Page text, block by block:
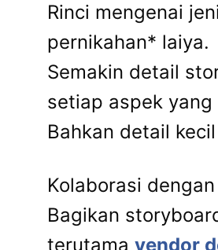
Rinci mengenai
pernikahan* laiya.
Semakin detail
setiap aspek
Bahkan detail
Kolaborasi
Bagikan
terutama vendor